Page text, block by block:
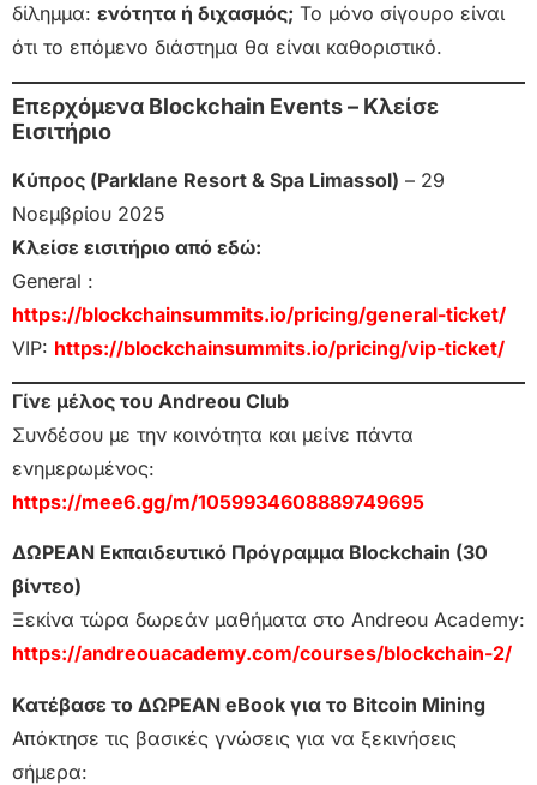
δίλημμα: ενότητα ή διχασμός; Το μόνο σίγουρο είναι
ότι το επόμενο διάστημα θα είναι καθοριστικό.
Επερχόμενα Blockchain Events – Κλείσε
Εισιτήριο
Κύπρος (Parklane Resort & Spa Limassol) – 29
Νοεμβρίου 2025
Κλείσε εισιτήριο από εδώ:
General :
https://blockchainsummits.io/pricing/general-ticket/
VIP: https://blockchainsummits.io/pricing/vip-ticket/
Γίνε μέλος του Andreou Club
Συνδέσου με την κοινότητα και μείνε πάντα
ενημερωμένος:
https://mee6.gg/m/1059934608889749695
ΔΩΡΕΑΝ Εκπαιδευτικό Πρόγραμμα Blockchain (30
βίντεο)
Ξεκίνα τώρα δωρεάν μαθήματα στο Andreou Academy:
https://andreouacademy.com/courses/blockchain-2/
Κατέβασε το ΔΩΡΕΑΝ eBook για το Bitcoin Mining
Απόκτησε τις βασικές γνώσεις για να ξεκινήσεις
σήμερα: